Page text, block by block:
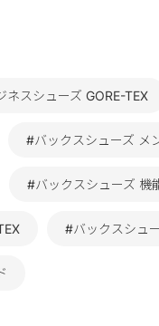
ネスシューズ GORE-TEX
#バックスシューズ メ
#バックスシューズ 機
#バックスシュ